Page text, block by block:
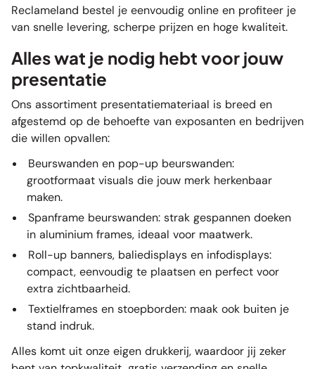
Reclameland bestel je eenvoudig online en profiteer je
van snelle levering, scherpe prijzen en hoge kwaliteit.
Alles wat je nodig hebt voor jouw
presentatie
Ons assortiment presentatiemateriaal is breed en
afgestemd op de behoefte van exposanten en bedrijven
die willen opvallen:
Beurswanden en pop-up beurswanden:
grootformaat visuals die jouw merk herkenbaar
maken.
Spanframe beurswanden: strak gespannen doeken
in aluminium frames, ideaal voor maatwerk.
Roll-up banners, baliedisplays en infodisplays:
compact, eenvoudig te plaatsen en perfect voor
extra zichtbaarheid.
Textielframes enstoepborden: maak ook buiten je
stand indruk.
Alles komt uit onze eigen drukkerij, waardoor jij zeker